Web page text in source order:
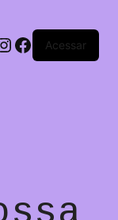
Facebook
Acessar